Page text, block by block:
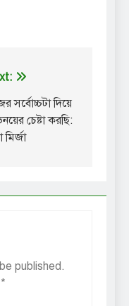
সর্বোচ্চটা দিয়ে
চেষ্টা করছি:
published.
*